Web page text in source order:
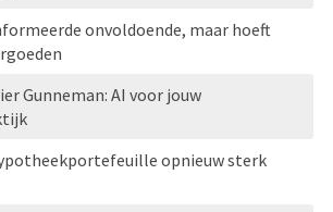
onvoldoende, maar hoeft
Gunneman: AI voor jouw
opnieuw sterk